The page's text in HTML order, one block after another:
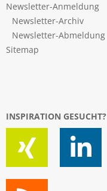
Newsletter-Anmeldung
Newsletter-Archiv
Newsletter-Abmeldung
Sitemap
INSPIRATION GESUCHT?